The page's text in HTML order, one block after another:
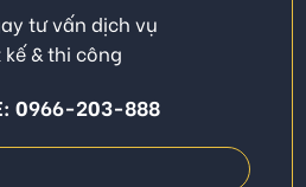
tư vấn dịch vụ
& thi công
0966-203-888